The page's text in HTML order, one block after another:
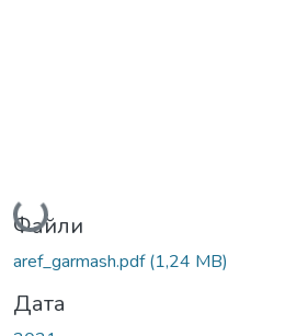
Вантажиться...
Файли
aref_garmash.pdf(1,24 MB)
Дата